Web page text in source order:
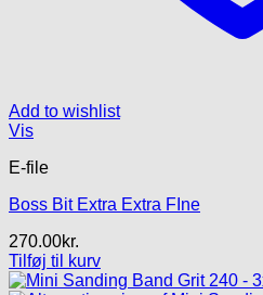
Add to wishlist
Vis
E-file
Boss Bit Extra Extra FIne
270.00kr.
Tilføj til kurv